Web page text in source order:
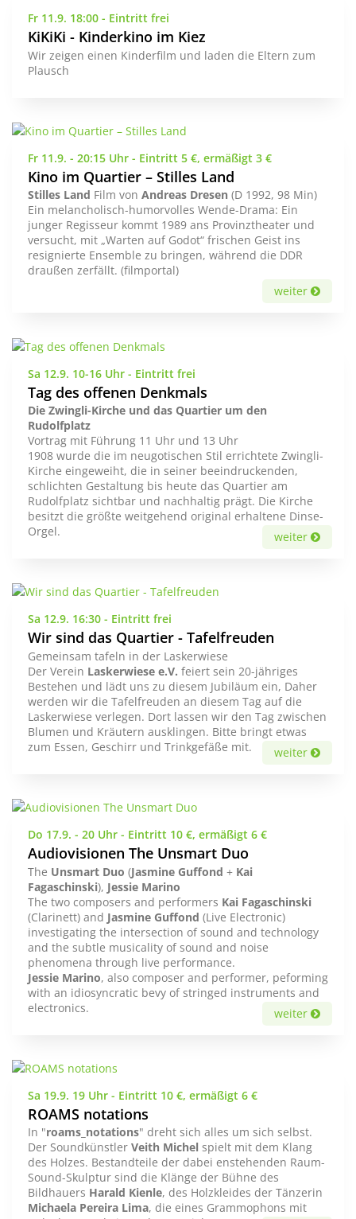
Fr 11.9. 18:00 - Eintritt frei
KiKiKi - Kinderkino im Kiez
Wir zeigen einen Kinderfilm und laden die Eltern zum
Plausch
Fr 11.9. - 20:15 Uhr - Eintritt 5 €, ermäßigt 3 €
Kino im Quartier – Stilles Land
Stilles Land Film von Andreas Dresen (D 1992, 98 Min)
Ein melancholisch-humorvolles Wende-Drama: Ein
junger Regisseur kommt 1989 ans Provinztheater und
versucht, mit „Warten auf Godot“ frischen Geist ins
resignierte Ensemble zu bringen, während die DDR
draußen zerfällt. (filmportal)
weiter
Sa 12.9. 10-16 Uhr - Eintritt frei
Tag des offenen Denkmals
Die Zwingli-Kirche und das Quartier um den
Rudolfplatz
Vortrag mit Führung 11 Uhr und 13 Uhr
1908 wurde die im neugotischen Stil errichtete Zwingli-
Kirche eingeweiht, die in seiner beeindruckenden,
schlichten Gestaltung bis heute das Quartier am
Rudolfplatz sichtbar und nachhaltig prägt. Die Kirche
besitzt die größte weitgehend original erhaltene Dinse-
Orgel.
weiter
Sa 12.9. 16:30 - Eintritt frei
Wir sind das Quartier - Tafelfreuden
Gemeinsam tafeln in der Laskerwiese
Der Verein Laskerwiese e.V. feiert sein 20-jähriges
Bestehen und lädt uns zu diesem Jubiläum ein, Daher
werden wir die Tafelfreuden an diesem Tag auf die
Laskerwiese verlegen. Dort lassen wir den Tag zwischen
Blumen und Kräutern ausklingen. Bitte bringt etwas
zum Essen, Geschirr und Trinkgefäße mit.
weiter
Do 17.9. - 20 Uhr - Eintritt 10 €, ermäßigt 6 €
Audiovisionen The Unsmart Duo
The Unsmart Duo (Jasmine Guffond + Kai
Fagaschinski), Jessie Marino
The two composers and performers Kai Fagaschinski
(Clarinett) and Jasmine Guffond (Live Electronic)
investigating the intersection of sound and technology
and the subtle musicality of sound and noise
phenomena through live performance.
Jessie Marino, also composer and performer, peforming
with an idiosyncratic bevy of stringed instruments and
electronics.
weiter
Sa 19.9. 19 Uhr - Eintritt 10 €, ermäßigt 6 €
ROAMS notations
In "roams_notations" dreht sich alles um sich selbst.
Der Soundkünstler Veith Michelspielt mit dem Klang
des Holzes. Bestandteile der dabei enstehenden Raum-
Sound-Skulptur sind die Klänge der Bühne des
Bildhauers Harald Kienle, des Holzkleides der Tänzerin
Michaela Pereira Lima, die eines Grammophons mit